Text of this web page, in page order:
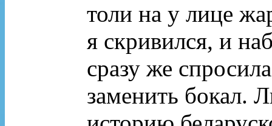
толи на у лице
я скривился, и
сразу же
заменить бокал.